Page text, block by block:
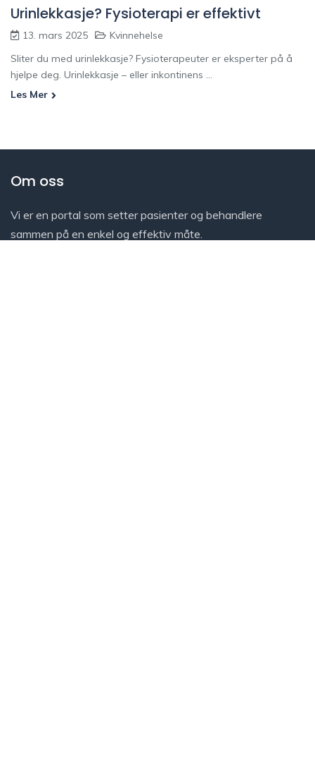
Urinlekkasje? Fysioterapi er effektivt
13. mars 2025
Kvinnehelse
Sliter du med urinlekkasje? Fysioterapeuter er eksperter på å
hjelpe deg. Urinlekkasje – eller inkontinens ...
Les Mer
Om oss
Vi er en portal som setter pasienter og behandlere
sammen på en enkel og effektiv måte.